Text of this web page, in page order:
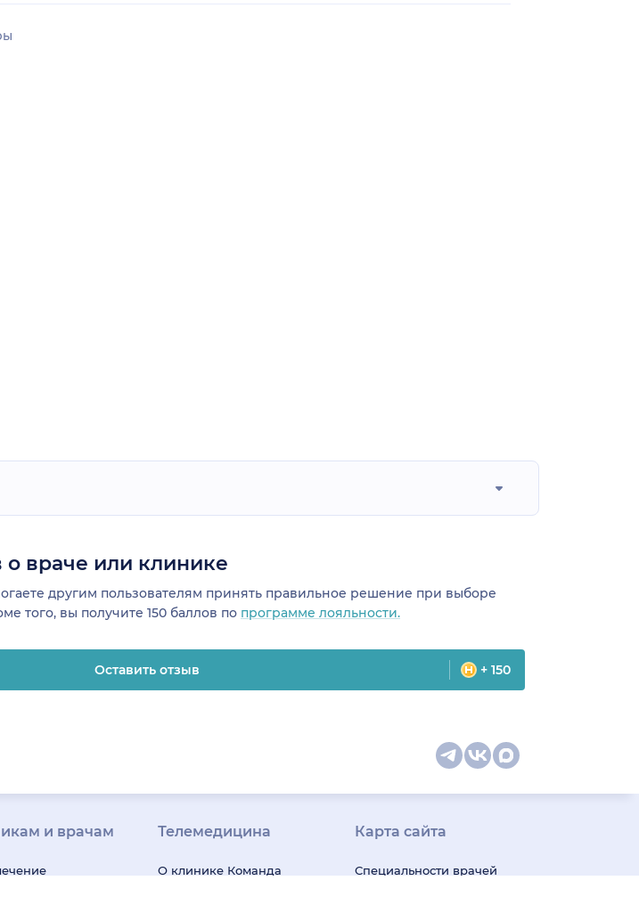
о враче или клинике
другим пользователям принять правильное решение при выборе
того, вы получите 150 баллов по программе лояльности.
Оставить отзыв + 150
и врачам Телемедицина
О клинике Команда
Карта сайта
Специальности врачей